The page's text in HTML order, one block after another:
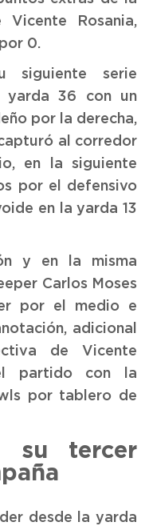
Rosania,
0.
siguiente serie
yarda 36 con un
por la derecha,
al corredor
en la siguiente
por el defensivo
en la yarda 13
y en la misma
Carlos Moses
por el medio e
adicional
de Vicente
partido con la
por tablero de
su tercer
desde la yarda